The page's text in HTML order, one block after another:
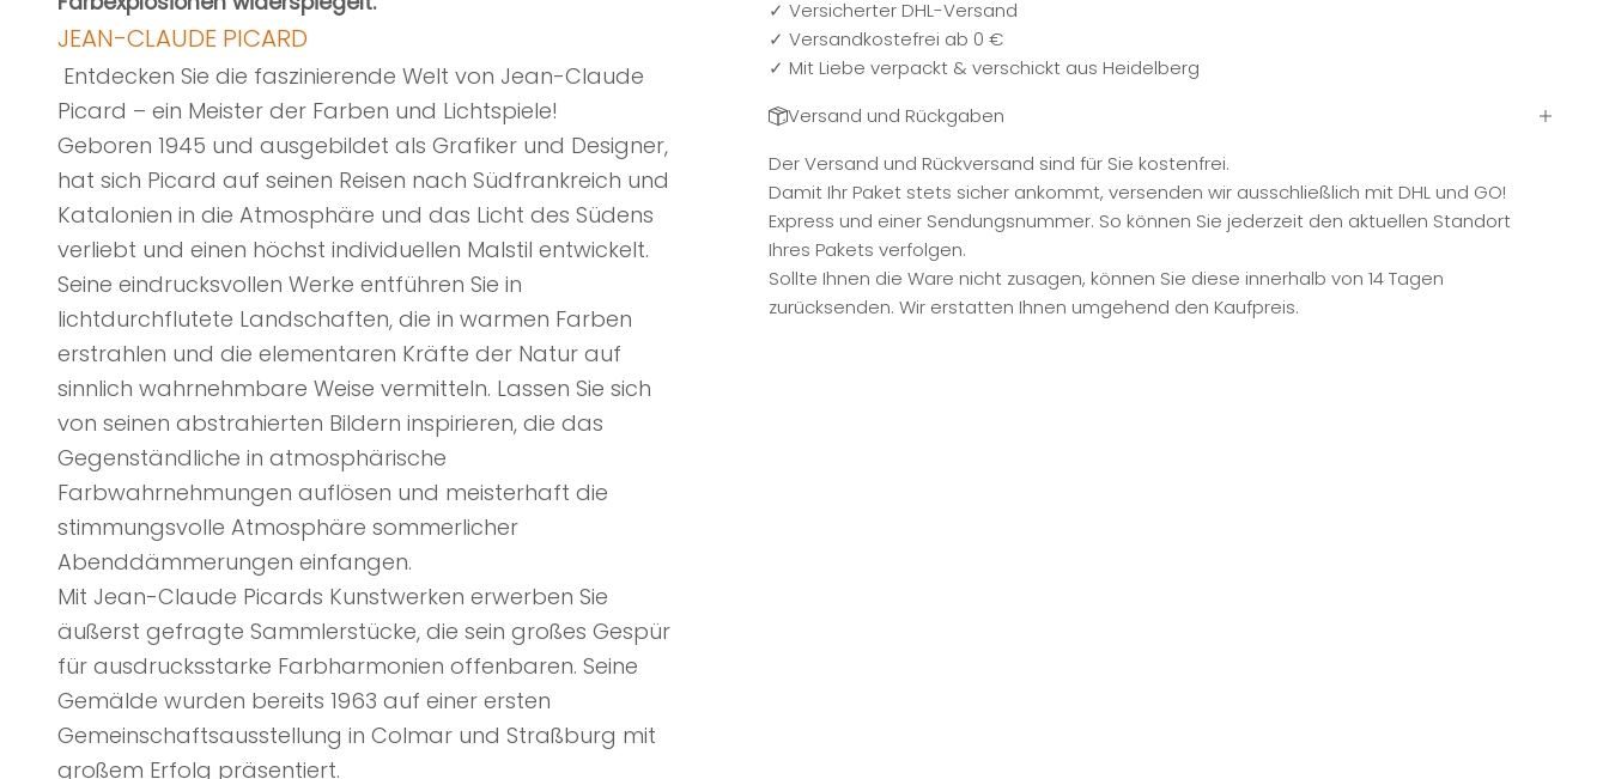
✓ Versicherter DHL-Versand
✓ Versandkostefrei ab 0 €
✓ Mit Liebe verpackt & verschickt aus Heidelberg
Versand und Rückgaben
Der Versand und Rückversand sind für Sie kostenfrei.
Damit Ihr Paket stets sicher ankommt, versenden wir ausschließlich mit DHL und GO!
Express und einer Sendungsnummer. So können Sie jederzeit den aktuellen Standort
Ihres Pakets verfolgen.
Sollte Ihnen die Ware nicht zusagen, können Sie diese innerhalb von 14 Tagen
zurücksenden. Wir erstatten Ihnen umgehend den Kaufpreis.
JEAN-CLAUDE PICARD
Entdecken Sie die faszinierende Welt von Jean-Claude
Picard – ein Meister der Farben und Lichtspiele!
Geboren 1945 und ausgebildet als Grafiker und Designer,
hat sich Picard auf seinen Reisen nach Südfrankreich und
Katalonien in die Atmosphäre und das Licht des Südens
verliebt und einen höchst individuellen Malstil entwickelt.
Seine eindrucksvollen Werke entführen Sie in
lichtdurchflutete Landschaften, die in warmen Farben
erstrahlen und die elementaren Kräfte der Natur auf
sinnlich wahrnehmbare Weise vermitteln. Lassen Sie sich
von seinen abstrahierten Bildern inspirieren, die das
Gegenständliche in atmosphärische
Farbwahrnehmungen auflösen und meisterhaft die
stimmungsvolle Atmosphäre sommerlicher
Abenddämmerungen einfangen.
Mit Jean-Claude Picards Kunstwerken erwerben Sie
äußerst gefragte Sammlerstücke, die sein großes Gespür
für ausdrucksstarke Farbharmonien offenbaren. Seine
Gemälde wurden bereits 1963 auf einer ersten
Gemeinschaftsausstellung in Colmar und Straßburg mit
großem Erfolg präsentiert.